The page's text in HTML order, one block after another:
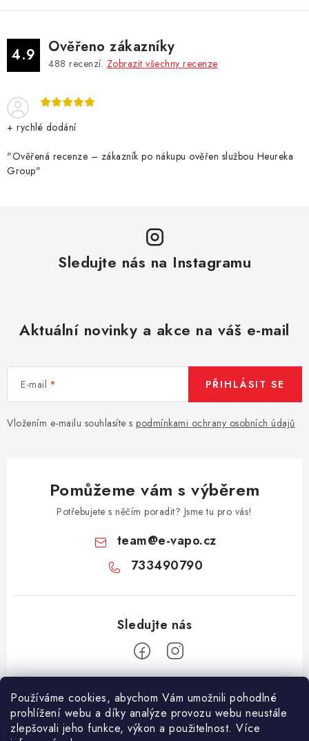
Používáme cookies, abychom Vám umožnili pohodlné
prohlížení webu a díky analýze provozu webu neustále
zlepšovali jeho funkce, výkon a použitelnost. Více
á
d
a
c
p
r
k
y
4.9 Ověřeno zákazníky
488 recenzí. Zobrazit všechny recenze
+ rychlé dodání
"Ověřená recenze – zákazník po nákupu ověřen službou Heureka
Group"
Sledujte nás na Instagramu
Aktuální novinky a akce na váš e-mail
E-mail
Vložením e-mailu souhlasíte s podmínkami ochrany osobních údajů
PŘIHLÁSIT SE
Pomůžeme vám s výběrem
Potřebujete s něčím poradit? Jsme tu pro vás!
team@e-vapo.cz
733490790
Z
Facebook